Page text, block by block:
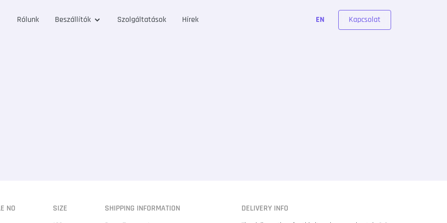
Rólunk Beszállítók Szolgáltatások Hírek EN Kapcsolat
NO SIZE SHIPPING INFORMATION DELIVERY INFO